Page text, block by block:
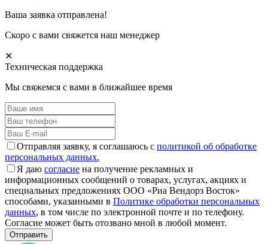
Ваша заявка отправлена!
Скоро с вами свяжется наш менеджер
✕
Техническая поддержка
Мы свяжемся с вами в ближайшее время
Отправляя заявку, я соглашаюсь с политикой об обработке
персональных данных.
Я даю согласие на получение рекламных и
информационных сообщений о товарах, услугах, акциях и
специальных предложениях ООО «Риа Вендорз Восток»
способами, указанными в Политике обработки персональных
данных, в том числе по электронной почте и по телефону.
Согласие может быть отозвано мной в любой момент.